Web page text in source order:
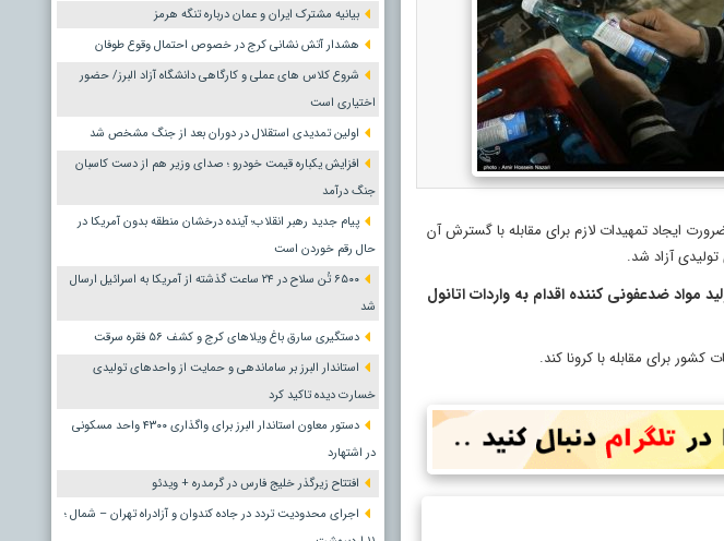
ایجاد تمهیدات لازم برای مقابله با گسترش آن
آزاد شد.
ضدعفونی کننده اقدام به واردات اتانول
برای مقابله با کرونا کند.
بیانیه مشترک ایران و عمان درباره تنگه هرمز
هشدار آتش نشانی کرج در خصوص احتمال وقوع طوفان
شروع کلاس های عملی و کارگاهی دانشگاه آزاد البرز/ حضور
اختیاری است
اولین تمدیدی استقلال در دوران بعد از جنگ مشخص شد
افزایش یکباره قیمت خودرو ؛ صدای وزیر هم از دست کاسبان
جنگ درآمد
پیام جدید رهبر انقلاب؛ آینده درخشان منطقه بدون آمریکا در
حال رقم خوردن است
۶۵۰۰ تُن سلاح در ۲۴ ساعت گذشته از آمریکا به اسرائیل ارسال
شد
دستگیری سارق باغ ویلاهای کرج و کشف ۵۶ فقره سرقت
استاندار البرز بر ساماندهی و حمایت از واحدهای تولیدی
خسارت دیده تاکید کرد
دستور معاون استاندار البرز برای واگذاری ۴۳۰۰ واحد مسکونی
در اشتهارد
افتتاح زیرگذر خلیج فارس در گرمدره + ویدئو
اجرای محدودیت تردد در جاده کندوان و آزادراه تهران – شمال ؛